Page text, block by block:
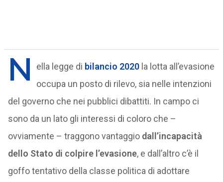
N ella legge di bilancio 2020la lotta all’evasione
occupa un posto di rilevo, sia nelle intenzioni
del governo che nei pubblici dibattiti. In campo ci
sono da un lato gli interessi di coloro che –
ovviamente – traggono vantaggio dall’incapacità
dello Stato di colpire l’evasione, e dall’altro c’è il
goffo tentativo della classe politica di adottare